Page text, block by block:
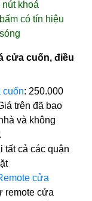
khoá
có tín hiệu
cửa cuốn, điều
cuốn: 250.000
trên đã bao
và không
tất cả các quận
cửa
remote cửa